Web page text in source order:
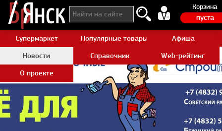
Корзина
пуста
Супермаркет Популярные товары AliexpressАфиша
Новости
Справочник
Web-рейтинг
О проекте